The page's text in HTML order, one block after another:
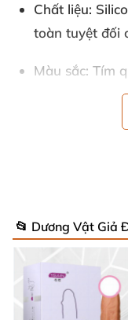
Chất liệu:
toàn tuyệt đối
Màu sắc: Tím
:
Pin: Sạc USB
sạc cho 40
Chống nước:
📂 Dương Vật Giả